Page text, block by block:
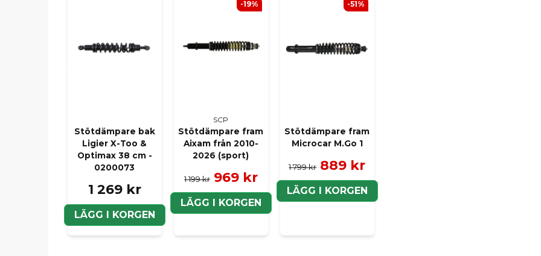
Stötdämpare bak
Ligier X-Too &
Optimax 38 cm -
0200073
1 269 kr
LÄGG I KORGEN
SCP
Stötdämpare fram
Aixam från 2010-
2026 (sport)
1 199 kr 969 kr
LÄGG I KORGEN
-19%
Stötdämpare fram
Microcar M.Go 1
1 799 kr 889 kr
LÄGG I KORGEN
-51%